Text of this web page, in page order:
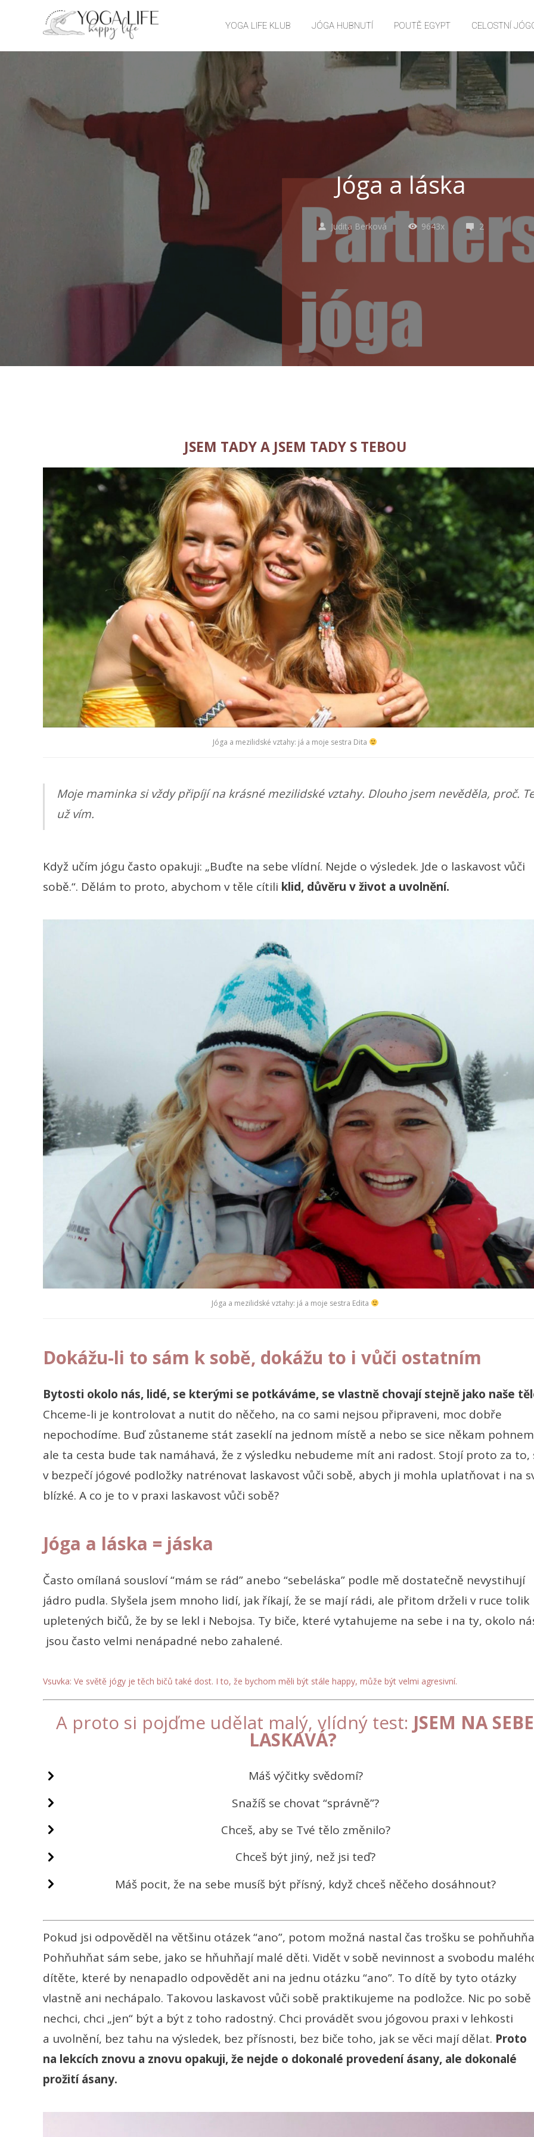
YOGA LIFE KLUB JÓGA HUBNUTÍ POUTĚ EGYPT CELOSTNÍ
Jóga a láska
Judita Berková 9643x 2
JSEM TADY A JSEM TADY S TEBOU
Jóga a mezilidské vztahy: já a moje sestra Dita
Moje maminka si vždy připíjí na krásné mezilidské vztahy. Dlouho jsem nevěděla, proč.
už vím.
Když učím jógu často opakuji: „Buďte na sebe vlídní. Nejde o výsledek. Jde o laskavost vůči
sobě.“. Dělám to proto, abychom v těle cítili klid, důvěru v život a uvolnění.
Jóga a mezilidské vztahy: já a moje sestra Edita
Dokážu-li to sám k sobě, dokážu to i vůči ostatním
Bytosti okolo nás, lidé, se kterými se potkáváme, se vlastně chovají stejně jako naše
Chceme-li je kontrolovat a nutit do něčeho, na co sami nejsou připraveni, moc dobře
nepochodíme. Buď zůstaneme stát zaseklí na jednom místě a nebo se sice někam
ale ta cesta bude tak namáhavá, že z výsledku nebudeme mít ani radost. Stojí proto za to,
v bezpečí jógové podložky natrénovat laskavost vůči sobě, abych ji mohla uplatňovat i na
blízké. A co je to v praxi laskavost vůči sobě?
Jóga a láska = jáska
Často omílaná sousloví “mám se rád” anebo “sebeláska” podle mě dostatečně nevystihují
jádro pudla. Slyšela jsem mnoho lidí, jak říkají, že se mají rádi, ale přitom drželi v ruce tolik
upletených bičů, že by se lekl i Nebojsa. Ty biče, které vytahujeme na sebe i na ty, okolo
jsou často velmi nenápadné nebo zahalené.
Vsuvka: Ve světě jógy je těch bičů také dost. I to, že bychom měli být stále happy, může být velmi agresivní.
A proto si pojďme udělat malý, vlídný test: JSEM NA SEBE
LASKAVÁ?
Máš výčitky svědomí?
Snažíš se chovat “správně”?
Chceš, aby se Tvé tělo změnilo?
Chceš být jiný, než jsi teď?
Máš pocit, že na sebe musíš být přísný, když chceš něčeho dosáhnout?
Pokud jsi odpověděl na většinu otázek “ano”, potom možná nastal čas trošku se
Pohňuhňat sám sebe, jako se hňuhňají malé děti. Vidět v sobě nevinnost a svobodu
dítěte, které by nenapadlo odpovědět ani na jednu otázku “ano”. To dítě by tyto otázky
vlastně ani nechápalo. Takovou laskavost vůči sobě praktikujeme na podložce. Nic po sobě
nechci, chci „jen“ být a být z toho radostný. Chci provádět svou jógovou praxi v lehkosti
a uvolnění, bez tahu na výsledek, bez přísnosti, bez biče toho, jak se věci mají dělat. Proto
na lekcích znovu a znovu opakuji, že nejde o dokonalé provedení ásany, ale dokonalé
prožití ásany.